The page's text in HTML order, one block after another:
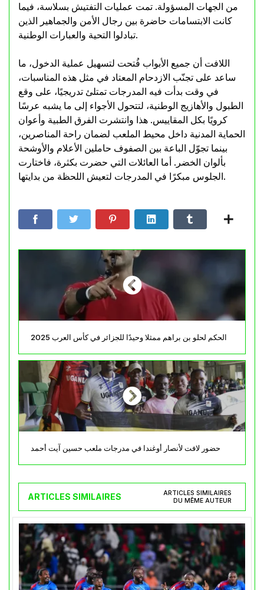
من الجهات المسؤولة. تمت عمليات التفتيش بسلاسة، فيما
كانت الابتسامات حاضرة بين رجال الأمن والجماهير الذين
تبادلوا التحية والعبارات الوطنية.
اللافت أن جميع الأبواب فُتحت لتسهيل عملية الدخول، ما
ساعد على تجنّب الازدحام المعتاد في مثل هذه المناسبات،
في وقت بدأت فيه المدرجات تمتلئ تدريجيًا، على وقع
الطبول والأهازيج الوطنية، لتتحول الأجواء إلى ما يشبه عرسًا
كرويًا بكل المقاييس. هذا وانتشرت الفرق الطبية وأعوان
الحماية المدنية داخل محيط الملعب لضمان راحة المناصرين،
بينما تجوّل الباعة بين الصفوف حاملين الأعلام والأوشحة
بألوان الخضر. أما العائلات التي حضرت بكثرة، فاختارت
الجلوس مبكرًا في المدرجات لتعيش اللحظة من بدايتها.
الحكم لحلو بن براهم ممثلا وحيدًا للجزائر في كأس العرب 2025
حضور لافت لأنصار أوغندا في مدرجات ملعب حسين آيت أحمد
ARTICLES SIMILAIRES
ARTICLES SIMILAIRES
DU MÊME AUTEUR